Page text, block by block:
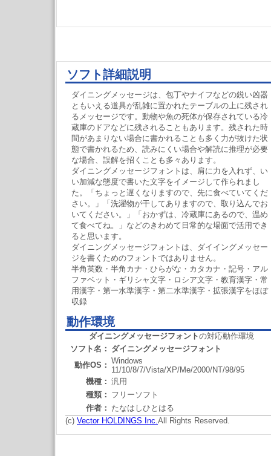
ソフト詳細説明
ダイニングメッセージは、包丁やナイフなどの鋭い凶器
ともいえる道具が乱雑に置かれたテーブルの上に残され
るメッセージです。動物や魚の死体が保存されている冷
蔵庫のドアなどに残されることもあります。残された時
間があまりない場合に書かれることも多く力が抜けた状
態で書かれるため、読みにくい場合や解読に推理が必要
な場合、誤解を招くことも多々あります。
ダイニングメッセージフォントは、肩に力を入れず、い
い加減な態度で書いた文字をイメージして作られまし
た。「ちょっと遅くなりますので、先に食べていてくだ
さい。」「洗濯物が干してありますので、取り込んでお
いてください。」「おかずは、冷蔵庫にあるので、温め
て食べてね。」などのきわめて日常的な場面で活用でき
ると思います。
ダイニングメッセージフォントは、ダイイングメッセー
ジを書くためのフォントではありません。
半角英数・半角カナ・ひらがな・カタカナ・記号・アル
ファベット・ギリシャ文字・ロシア文字・教育漢字・常
用漢字・第一水準漢字・第二水準漢字・拡張漢字をほぼ
収録
動作環境
ダイニングメッセージフォントの対応動作環境
ソフト名： ダイニングメッセージフォント
動作OS： Windows
11/10/8/7/Vista/XP/Me/2000/NT/98/95
機種： 汎用
種類： フリーソフト
作者： たなはしひとはる
(c) Vector HOLDINGS Inc.All Rights Reserved.